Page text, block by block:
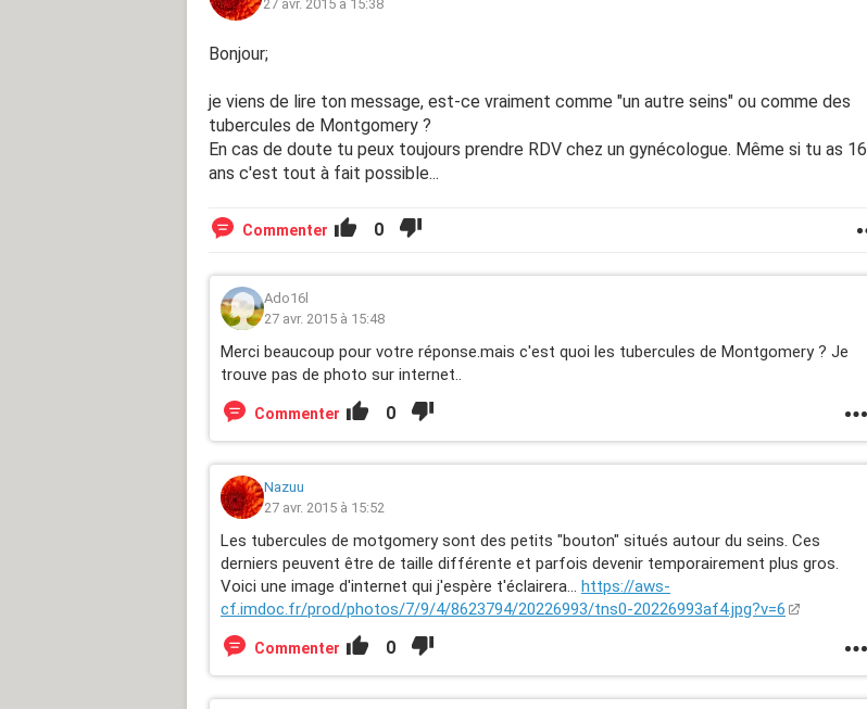
27 avr. 2015 à 15:38
Bonjour;
je viens de lire ton message, est-ce vraiment comme "un autre seins" ou comme des
tubercules de Montgomery ?
En cas de doute tu peux toujours prendre RDV chez un gynécologue. Même si tu as 16
ans c'est tout à fait possible...
Commenter 0
Ado16l
27 avr. 2015 à 15:48
Merci beaucoup pour votre réponse.mais c'est quoi les tubercules de Montgomery ? Je
trouve pas de photo sur internet..
Commenter 0
Nazuu
27 avr. 2015 à 15:52
Les tubercules de motgomery sont des petits "bouton" situés autour du seins. Ces
derniers peuvent être de taille différente et parfois devenir temporairement plus gros.
Voici une image d'internet qui j'espère t'éclairera... https://aws-
cf.imdoc.fr/prod/photos/7/9/4/8623794/20226993/tns0-20226993af4.jpg?v=6
Commenter 0